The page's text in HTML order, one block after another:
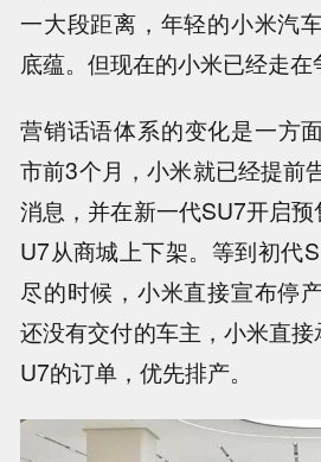
一大段距离，年轻的小米汽
底蕴。但现在的小米已经走在
营销话语体系的变化是一方
市前3个月，小米就已经提前
消息，并在新一代SU7开启
U7从商城上下架。等到初代
尽的时候，小米直接宣布停
还没有交付的车主，小米直
U7的订单，优先排产。